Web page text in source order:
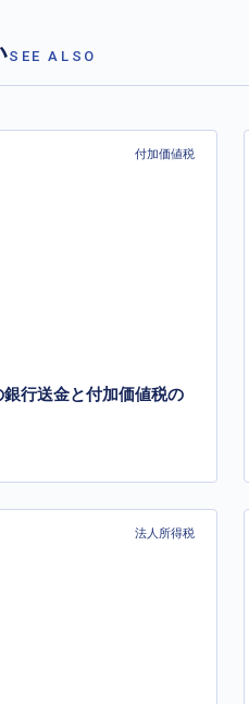
SEE ALSO
付加価値税
行送金と付加価値税の
法人所得税